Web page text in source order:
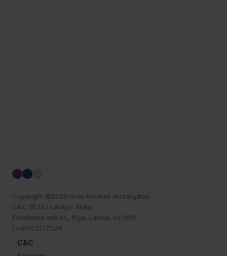
C&C
Copyright ©2026Visas tiesības aizsargātas.
C&C EE OU Latvijas filiāle
Elizabetes iela 55, Rīga, Latvija, LV-1010
LV40103177024